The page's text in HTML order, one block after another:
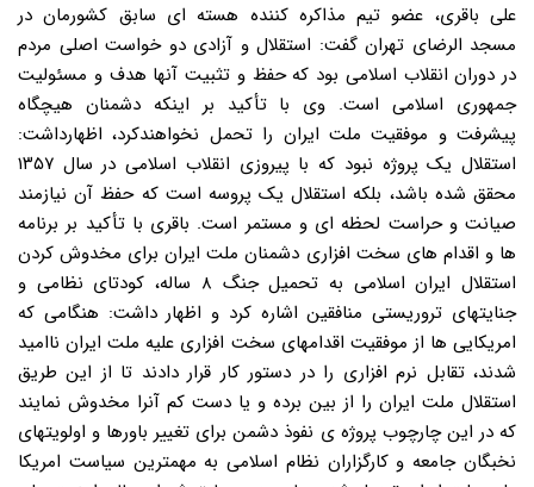
علی باقری، عضو تیم مذاکره کننده هسته ای سابق کشورمان در
مسجد الرضای تهران گفت: استقلال و آزادی دو خواست اصلی مردم
در دوران انقلاب اسلامی بود که حفظ و تثبیت آنها هدف و مسئولیت
جمهوری اسلامی است. وی با تأکید بر اینکه دشمنان هیچگاه
پیشرفت و موفقیت ملت ایران را تحمل نخواهندکرد، اظهارداشت:
استقلال یک پروژه نبود که با پیروزی انقلاب اسلامی در سال ۱۳۵۷
محقق شده باشد، بلکه استقلال یک پروسه است که حفظ آن نیازمند
صیانت و حراست لحظه ای و مستمر است. باقری با تأکید بر برنامه
ها و اقدام های سخت افزاری دشمنان ملت ایران برای مخدوش کردن
استقلال ایران اسلامی به تحمیل جنگ ۸ ساله، کودتای نظامی و
جنایتهای تروریستی منافقین اشاره کرد و اظهار داشت: هنگامی که
امریکایی ها از موفقیت اقدامهای سخت افزاری علیه ملت ایران ناامید
شدند، تقابل نرم افزاری را در دستور کار قرار دادند تا از این طریق
استقلال ملت ایران را از بین برده و یا دست کم آنرا مخدوش نمایند
که در این چارچوب پروژه ی نفوذ دشمن برای تغییر باورها و اولویتهای
نخبگان جامعه و کارگزاران نظام اسلامی به مهمترین سیاست امریکا